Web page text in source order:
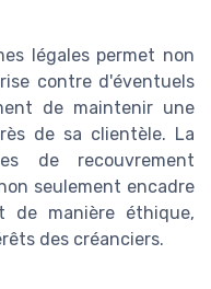
légales permet non
contre d'éventuels
de maintenir une
de sa clientèle. La
de recouvrement
seulement encadre
de manière éthique,
des créanciers.